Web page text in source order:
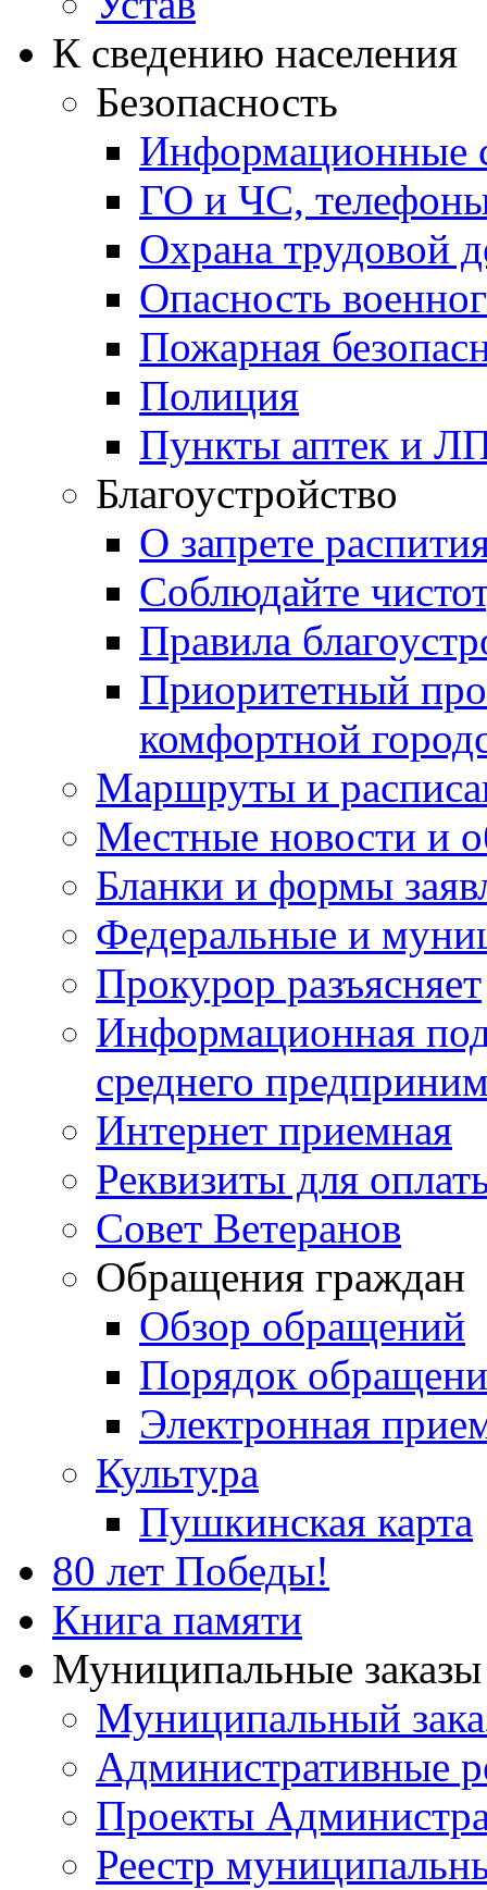
К сведению населения
Безопасность
Информационные
ГО и ЧС,
Охрана трудовой
Опасность
Пожарная
Полиция
Пункты аптек и
Благоустройство
О запрете
Соблюдайте
Правила
Приоритетный
комфортной
Маршруты и
Местные новости и
Бланки и формы
Федеральные и
Прокурор разъясняет
Информационная
среднего
Интернет приемная
Реквизиты для
Совет Ветеранов
Обращения граждан
Обзор обращений
Порядок
Электронная
Культура
Пушкинская карта
80 лет Победы!
Книга памяти
Муниципальные
Муниципальный
Административные
Проекты
Реестр